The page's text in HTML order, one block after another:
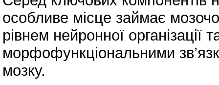
особливе місце займає
рівнем нейронної організації
морфофункціональними
мозку.